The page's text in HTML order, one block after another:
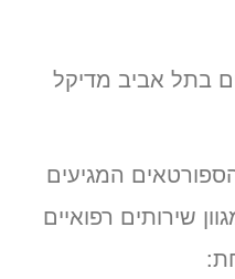
בתל אביב מדיקל
המגיעים
שירותים רפואיים